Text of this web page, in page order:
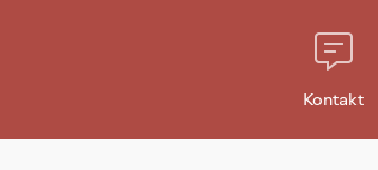
Kontakt